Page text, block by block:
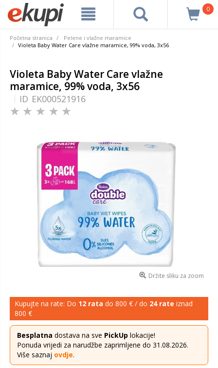
0
Početna stranica
Pelene i vlažne maramice
Violeta Baby Water Care vlažne maramice, 99% voda, 3x56
Violeta Baby Water Care vlažne
maramice, 99% voda, 3x56
ID EK000521916
Držite sliku za zoom
Kupujte na rate: Do 12 rata do 800 € / do 24 rate iznad
800 €
Besplatna dostava na sve PickUp lokacije!
Ponuda vrijedi za narudžbe zaprimljene do 31.08.2026.
Više saznaj ovdje.